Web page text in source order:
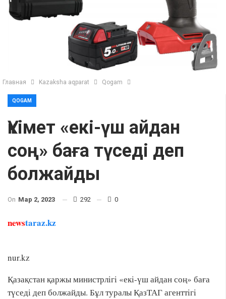
Главная Kazaksha aqparat Qogam
QOGAM
Үкімет «екі-үш айдан
соң» баға түседі деп
болжайды
On Мар 2, 2023 292 0
newstaraz.kz
nur.kz
Қазақстан қаржы министрлігі «екі-үш айдан соң» баға
түседі деп болжайды. Бұл туралы ҚазТАГ агенттігі